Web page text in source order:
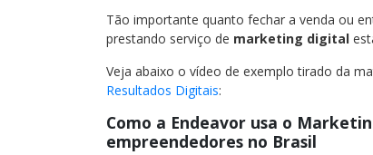
Tão importante quanto fechar a venda ou
prestando serviço de marketing digital
Veja abaixo o vídeo de exemplo tirado da
Resultados Digitais:
Como a Endeavor usa o
empreendedores no Brasil